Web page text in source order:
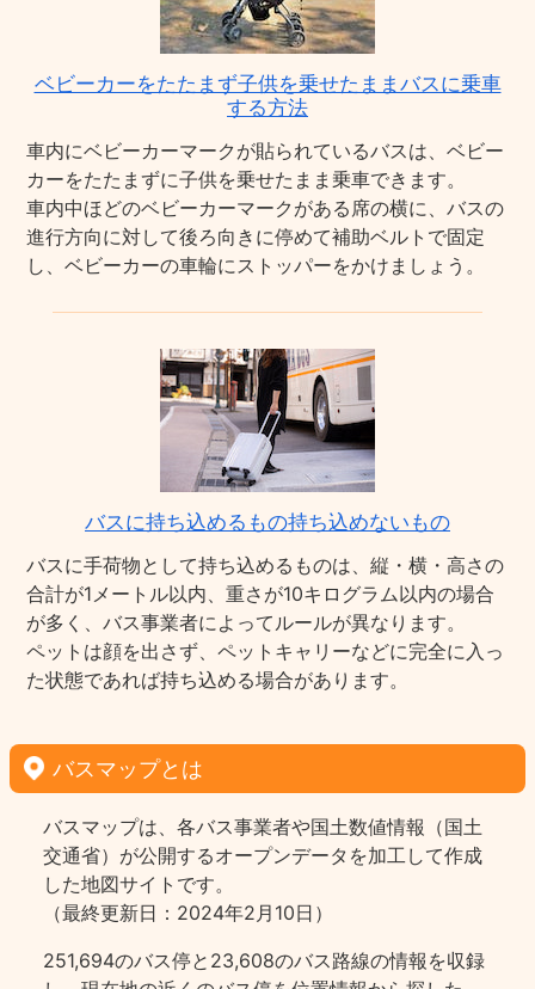
ベビーカーをたたまず子供を乗せたままバスに乗車
する方法
車内にベビーカーマークが貼られているバスは、ベビー
カーをたたまずに子供を乗せたまま乗車できます。
車内中ほどのベビーカーマークがある席の横に、バスの
進行方向に対して後ろ向きに停めて補助ベルトで固定
し、ベビーカーの車輪にストッパーをかけましょう。
バスに持ち込めるもの持ち込めないもの
バスに手荷物として持ち込めるものは、縦・横・高さの
合計が1メートル以内、重さが10キログラム以内の場合
が多く、バス事業者によってルールが異なります。
ペットは顔を出さず、ペットキャリーなどに完全に入っ
た状態であれば持ち込める場合があります。
バスマップとは
バスマップは、各バス事業者や国土数値情報（国土
交通省）が公開するオープンデータを加工して作成
した地図サイトです。
（最終更新日：2024年2月10日）
251,694のバス停と23,608のバス路線の情報を収録